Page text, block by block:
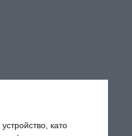
като